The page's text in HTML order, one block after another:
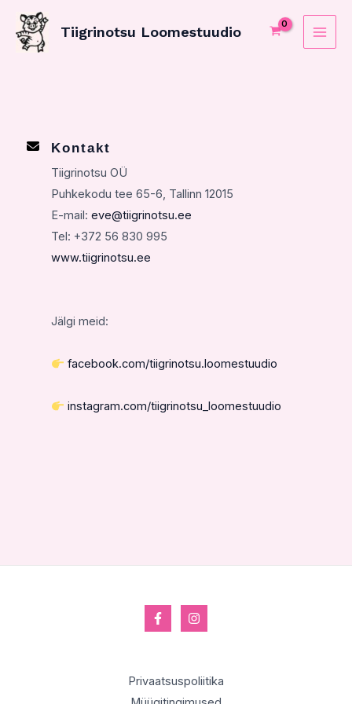
content
Tiigrinotsu Loomestuudio
Kontakt
Tiigrinotsu OÜ
Puhkekodu tee 65-6, Tallinn 12015
E-mail: eve@tiigrinotsu.ee
Tel: +372 56 830 995​
www.tiigrinotsu.ee
Jälgi meid:
facebook.com/tiigrinotsu.loomestuudio
instagram.com/tiigrinotsu_loomestuudio
Privaatsuspoliitika